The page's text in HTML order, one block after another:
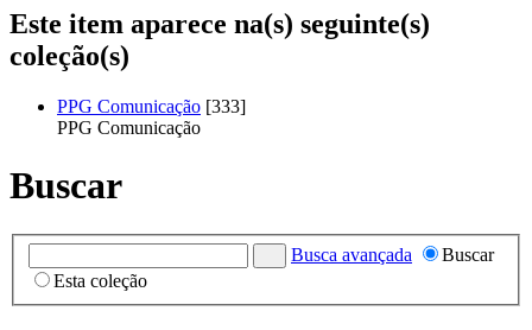
Este item aparece na(s) seguinte(s)
coleção(s)
PPG Comunicação [333]
PPG Comunicação
Buscar
Busca avançada
Buscar
Esta coleção